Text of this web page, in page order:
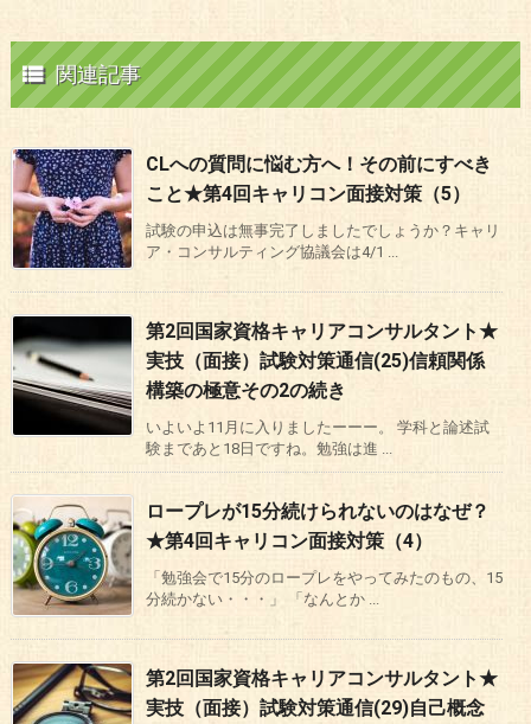
 関連記事
CLへの質問に悩む方へ！その前にすべき
こと★第4回キャリコン面接対策（5）
試験の申込は無事完了しましたでしょうか？キャリ
ア・コンサルティング協議会は4/1 ...
第2回国家資格キャリアコンサルタント★
実技（面接）試験対策通信(25)信頼関係
構築の極意その2の続き
いよいよ11月に入りましたーーー。 学科と論述試
験まであと18日ですね。勉強は進 ...
ロープレが15分続けられないのはなぜ？
★第4回キャリコン面接対策（4）
「勉強会で15分のロープレをやってみたのもの、15
分続かない・・・」 「なんとか ...
第2回国家資格キャリアコンサルタント★
実技（面接）試験対策通信(29)自己概念